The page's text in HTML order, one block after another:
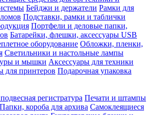
Бейджи и держатели Рамки для
Подставки, рамки и таблички
Портфели и деловые папки,
Батарейки, флешки, аксессуары USB
оборудование Обложки, пленки,
Светильники и настольные лампы
и мышки Аксессуары для техники
для принтеров Подарочная упаковка
регистратура Печати и штампы
Папки, короба для архива Самоклеящиеся